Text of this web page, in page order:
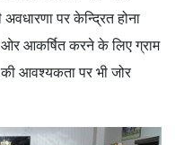
पर केन्द्रित होना
ओर आकर्षित करने के लिए ग्राम
की आवश्यकता पर भी जोर